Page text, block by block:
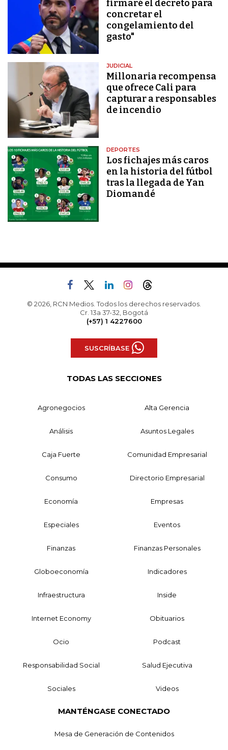
firmaré el decreto para
concretar el
congelamiento del
gasto"
JUDICIAL
Millonaria recompensa
que ofrece Cali para
capturar a responsables
de incendio
DEPORTES
Los fichajes más caros
en la historia del fútbol
tras la llegada de Yan
Diomandé
© 2026, RCN Medios. Todos los derechos reservados.
Cr. 13a 37-32, Bogotá
(+57) 1 4227600
SUSCRÍBASE
TODAS LAS SECCIONES
Agronegocios Alta Gerencia
Análisis Asuntos Legales
Caja Fuerte Comunidad Empresarial
Consumo Directorio Empresarial
Economía Empresas
Especiales Eventos
Finanzas Finanzas Personales
Globoeconomía Indicadores
Infraestructura Inside
Internet Economy Obituarios
Ocio Podcast
Responsabilidad Social Salud Ejecutiva
Sociales Videos
MANTÉNGASE CONECTADO
Mesa de Generación de Contenidos